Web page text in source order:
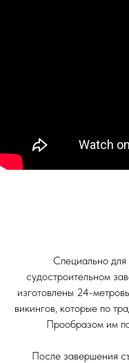
Специально
судостроительном
изготовлены 24-
викингов, которые по
Прообразом им
После завершения